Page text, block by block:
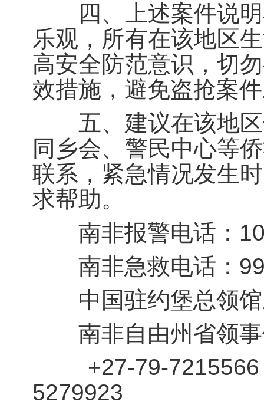
四、上述案件说明
乐观，所有在该地区
高安全防范意识，切
效措施，避免盗抢案
五、建议在该地区
同乡会、警民中心等
联系，紧急情况发生
求帮助。
南非报警电话：
南非急救电话：
中国驻约堡总领馆
南非自由州省领事
+27-79-7215566
5279923